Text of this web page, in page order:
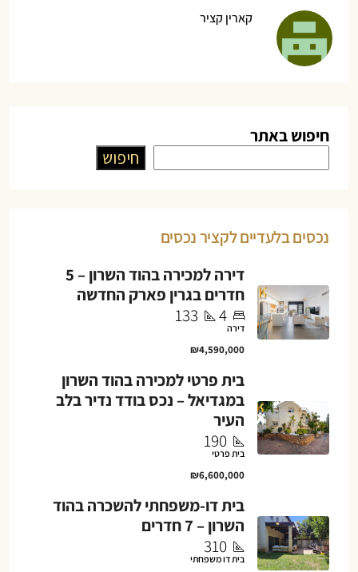
קארין קציר
חיפוש באתר
חיפוש
נכסים בלעדיים לקציר נכסים
דירה למכירה בהוד השרון – 5
חדרים בגרין פארק החדשה
4
133
דירה
₪4,590,000
בית פרטי למכירה בהוד השרון
במגדיאל – נכס בודד נדיר בלב
העיר
190
בית פרטי
₪6,600,000
בית דו-משפחתי להשכרה בהוד
השרון – 7 חדרים
310
בית דו משפחתי